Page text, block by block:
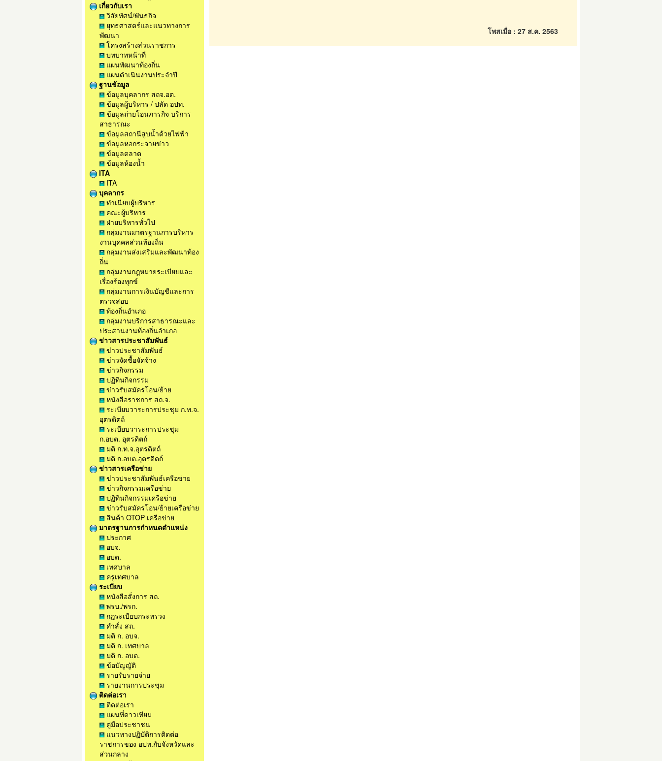
เกี่ยวกับเรา
วิสัยทัศน์/พันธกิจ
ยุทธศาสตร์และแนวทางการ
พัฒนา
โครงสร้างส่วนราชการ
บทบาทหน้าที่
แผนพัฒนาท้องถิ่น
แผนดำเนินงานประจำปี
ฐานข้อมูล
ข้อมูลบุคลากร สถจ.อต.
ข้อมูลผู้บริหาร / ปลัด อปท.
ข้อมูลถ่ายโอนภารกิจ บริการ
สาธารณะ
ข้อมูลสถานีสูบน้ำด้วยไฟฟ้า
ข้อมูลหอกระจายข่าว
ข้อมูลตลาด
ข้อมูลห้องน้ำ
ITA
ITA
บุคลากร
ทำเนียบผู้บริหาร
คณะผู้บริหาร
ฝ่ายบริหารทั่วไป
กลุ่มงานมาตรฐานการบริหาร
งานบุคคลส่วนท้องถิ่น
กลุ่มงานส่งเสริมและพัฒนาท้อง
ถิ่น
กลุ่มงานกฎหมายระเบียบและ
เรื่องร้องทุกข์
กลุ่มงานการเงินบัญชีและการ
ตรวจสอบ
ท้องถิ่นอำเภอ
กลุ่มงานบริการสาธารณะและ
ประสานงานท้องถิ่นอำเภอ
ข่าวสารประชาสัมพันธ์
ข่าวประชาสัมพันธ์
ข่าวจัดซื้อจัดจ้าง
ข่าวกิจกรรม
ปฏิทินกิจกรรม
ข่าวรับสมัครโอน/ย้าย
หนังสือราชการ สถ.จ.
ระเบียบวาระการประชุม ก.ท.จ.
อุตรดิตถ์
ระเบียบวาระการประชุม
ก.อบต. อุตรดิตถ์
มติ ก.ท.จ.อุตรดิตถ์
มติ ก.อบต.อุตรดิตถ์
ข่าวสารเครือข่าย
ข่าวประชาสัมพันธ์เครือข่าย
ข่าวกิจกรรมเครือข่าย
ปฏิทินกิจกรรมเครือข่าย
ข่าวรับสมัครโอน/ย้ายเครือข่าย
สินค้า OTOP เครือข่าย
มาตรฐานการกำหนดตำแหน่ง
ประกาศ
อบจ.
อบต.
เทศบาล
ครูเทศบาล
ระเบียบ
หนังสือสั่งการ สถ.
พรบ./พรก.
กฎระเบียบกระทรวง
คำสั่ง สถ.
มติ ก. อบจ.
มติ ก. เทศบาล
มติ ก. อบต.
ข้อบัญญัติ
รายรับรายจ่าย
รายงานการประชุม
ติดต่อเรา
ติดต่อเรา
แผนที่ดาวเทียม
คู่มือประชาชน
แนวทางปฏิบัติการติดต่อ
ราชการของ อปท.กับจังหวัดและ
ส่วนกลาง
โพสเมื่อ : 27 ส.ค. 2563